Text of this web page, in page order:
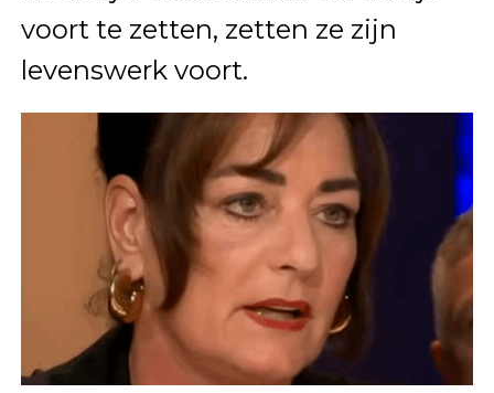
voort te zetten, zetten ze zijn
levenswerk voort.